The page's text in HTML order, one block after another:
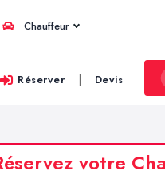
Chauffeur
Réserver | Devis
votre